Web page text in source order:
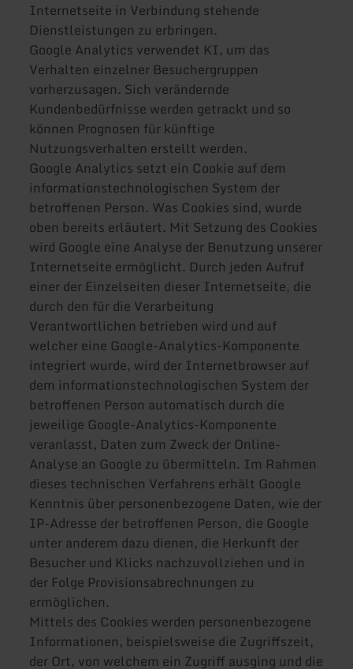
Internetseite in Verbindung stehende
Dienstleistungen zu erbringen.
Google Analytics verwendet KI, um das
Verhalten einzelner Besuchergruppen
vorherzusagen. Sich verändernde
Kundenbedürfnisse werden getrackt und so
können Prognosen für künftige
Nutzungsverhalten erstellt werden.
Google Analytics setzt ein Cookie auf dem
informationstechnologischen System der
betroffenen Person. Was Cookies sind, wurde
oben bereits erläutert. Mit Setzung des Cookies
wird Google eine Analyse der Benutzung unserer
Internetseite ermöglicht. Durch jeden Aufruf
einer der Einzelseiten dieser Internetseite, die
durch den für die Verarbeitung
Verantwortlichen betrieben wird und auf
welcher eine Google-Analytics-Komponente
integriert wurde, wird der Internetbrowser auf
dem informationstechnologischen System der
betroffenen Person automatisch durch die
jeweilige Google-Analytics-Komponente
veranlasst, Daten zum Zweck der Online-
Analyse an Google zu übermitteln. Im Rahmen
dieses technischen Verfahrens erhält Google
Kenntnis über personenbezogene Daten, wie der
IP-Adresse der betroffenen Person, die Google
unter anderem dazu dienen, die Herkunft der
Besucher und Klicks nachzuvollziehen und in
der Folge Provisionsabrechnungen zu
ermöglichen.
Mittels des Cookies werden personenbezogene
Informationen, beispielsweise die Zugriffszeit,
der Ort, von welchem ein Zugriff ausging und die